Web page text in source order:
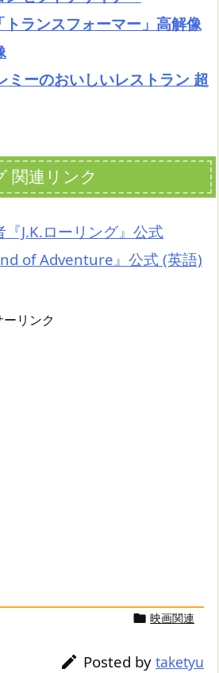
トランスフォーマー」高解像
ミーのおいしいレストラン 超
関連リンク
J.K.ローリング』公式
of Adventure』公式 (英語)
リンク
 映画関連
 Posted by taketyu